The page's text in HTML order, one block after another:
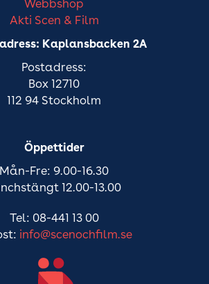
Webbshop
Akti Scen & Film
Kaplansbacken 2A
Postadress:
Box 12710
112 94 Stockholm
Öppettider
Mån-Fre: 9.00-16.30
12.00-13.00
Tel: 08-441 13 00
info@scenochfilm.se